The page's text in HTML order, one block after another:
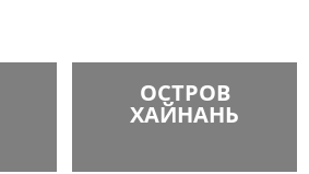
ОСТРОВ
ХАЙНАНЬ